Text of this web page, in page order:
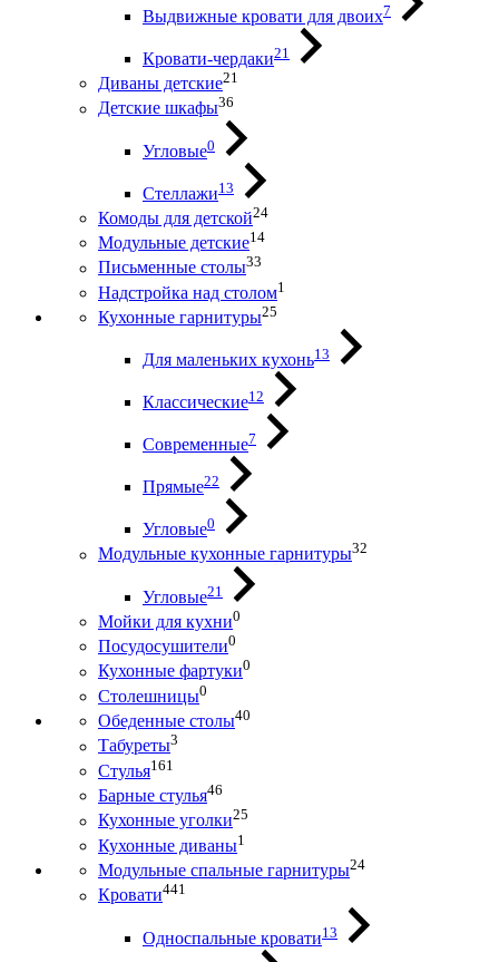
Выдвижные кровати для двоих7
Кровати-чердаки21
Диваны детские21
Детские шкафы36
Угловые0
Стеллажи13
Комоды для детской24
Модульные детские14
Письменные столы33
Надстройка над столом1
Кухонные гарнитуры25
Для маленьких кухонь13
Классические12
Современные7
Прямые22
Угловые0
Модульные кухонные гарнитуры32
Угловые21
Мойки для кухни0
Посудосушители0
Кухонные фартуки0
Столешницы0
Обеденные столы40
Табуреты3
Стулья161
Барные стулья46
Кухонные уголки25
Кухонные диваны1
Модульные спальные гарнитуры24
Кровати441
Односпальные кровати13